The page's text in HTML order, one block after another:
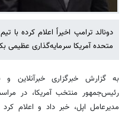
دونالد ترامپ اخیراً اعلام کرده
متحده آمریکا سرمایه‌گذاری عظیمی
به گزارش خبرگزاری خبرآنلاین و
رئیس‌جمهور منتخب آمریکا، در
مدیرعامل اپل، خبر داد و اعلام